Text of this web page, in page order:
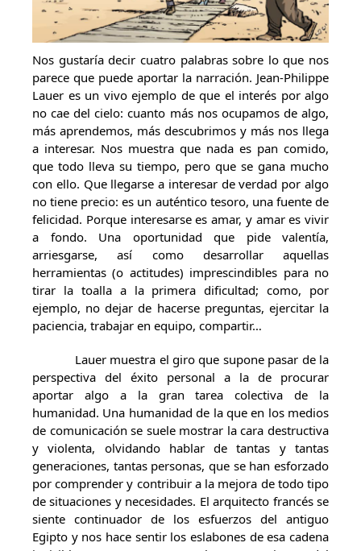
Nos gustaría decir cuatro palabras sobre lo que nos
parece que puede aportar la narración. Jean-Philippe
Lauer es un vivo ejemplo de que el interés por algo
no cae del cielo: cuanto más nos ocupamos de algo,
más aprendemos, más descubrimos y más nos llega
a interesar. Nos muestra que nada es pan comido,
que todo lleva su tiempo, pero que se gana mucho
con ello. Que llegarse a interesar de verdad por algo
no tiene precio: es un auténtico tesoro, una fuente de
felicidad. Porque interesarse es amar, y amar es vivir
a fondo. Una oportunidad que pide valentía,
arriesgarse, así como desarrollar aquellas
herramientas (o actitudes) imprescindibles para no
tirar la toalla a la primera dificultad; como, por
ejemplo, no dejar de hacerse preguntas, ejercitar la
paciencia, trabajar en equipo, compartir…
Lauer muestra el giro que supone pasar de la
perspectiva del éxito personal a la de procurar
aportar algo a la gran tarea colectiva de la
humanidad. Una humanidad de la que en los medios
de comunicación se suele mostrar la cara destructiva
y violenta, olvidando hablar de tantas y tantas
generaciones, tantas personas, que se han esforzado
por comprender y contribuir a la mejora de todo tipo
de situaciones y necesidades. El arquitecto francés se
siente continuador de los esfuerzos del antiguo
Egipto y nos hace sentir los eslabones de esa cadena